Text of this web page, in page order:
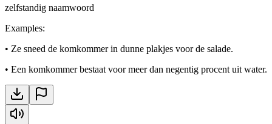
zelfstandig naamwoord
Examples:
• Ze sneed de komkommer in dunne plakjes voor de salade.
• Een komkommer bestaat voor meer dan negentig procent uit water.